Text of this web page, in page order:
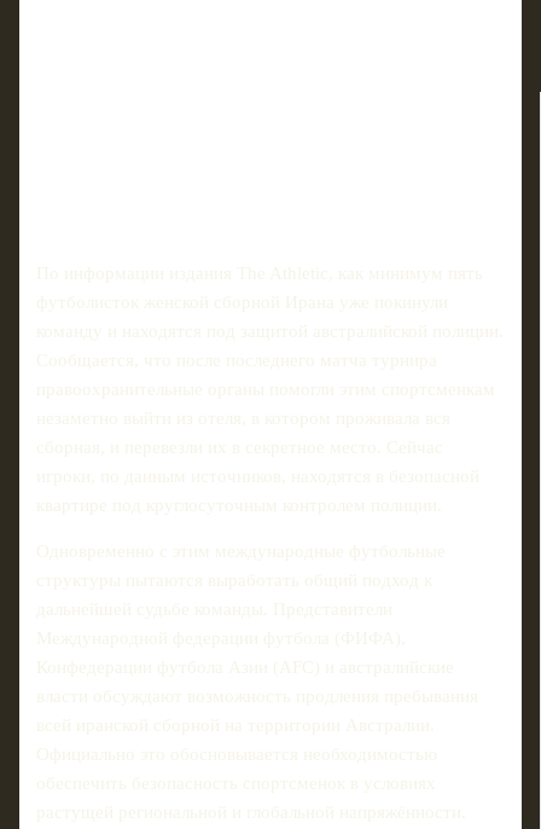
По информации издания The Athletic, как минимум пять
футболисток женской сборной Ирана уже покинули
команду и находятся под защитой австралийской полиции.
Сообщается, что после последнего матча турнира
правоохранительные органы помогли этим спортсменкам
незаметно выйти из отеля, в котором проживала вся
сборная, и перевезли их в секретное место. Сейчас
игроки, по данным источников, находятся в безопасной
квартире под круглосуточным контролем полиции.
Одновременно с этим международные футбольные
структуры пытаются выработать общий подход к
дальнейшей судьбе команды. Представители
Международной федерации футбола (ФИФА),
Конфедерации футбола Азии (AFC) и австралийские
власти обсуждают возможность продления пребывания
всей иранской сборной на территории Австралии.
Официально это обосновывается необходимостью
обеспечить безопасность спортсменок в условиях
растущей региональной и глобальной напряжённости.